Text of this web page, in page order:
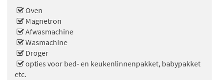
Oven
Magnetron
Afwasmachine
Wasmachine
Droger
opties voor bed- en keukenlinnenpakket, babypakket
etc.